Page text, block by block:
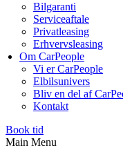
Bilgaranti
Serviceaftale
Privatleasing
Erhvervsleasing
Om CarPeople
Vi er CarPeople
Elbilsunivers
Bliv en del af
Kontakt
Book tid
Main Menu